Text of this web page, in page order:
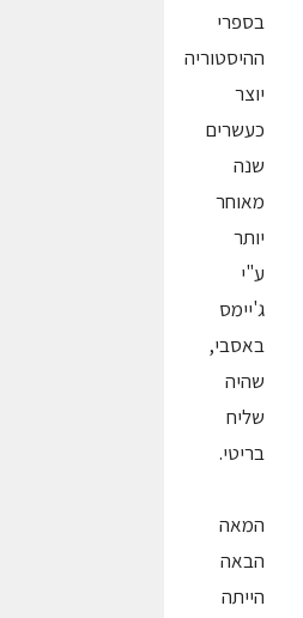
בספרי
ההיסטוריה
יוצר
כעשרים
שנה
מאוחר
יותר
ע"י
ג'יימס
באסבי,
שהיה
שליח
בריטי.
המאה
הבאה
הייתה